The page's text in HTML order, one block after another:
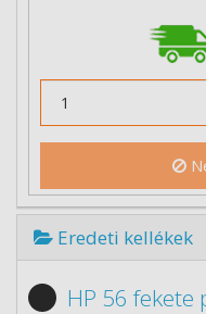
Eredeti kellékek
HP 56 fekete